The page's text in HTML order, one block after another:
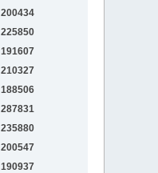
200434
225850
191607
210327
188506
287831
235880
200547
190937